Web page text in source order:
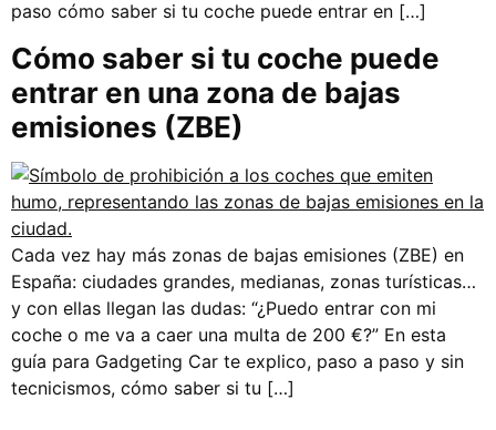
paso cómo saber si tu coche puede entrar en […]
Cómo saber si tu coche puede
entrar en una zona de bajas
emisiones (ZBE)
Cada vez hay más zonas de bajas emisiones (ZBE) en
España: ciudades grandes, medianas, zonas turísticas…
y con ellas llegan las dudas: “¿Puedo entrar con mi
coche o me va a caer una multa de 200 €?” En esta
guía para Gadgeting Car te explico, paso a paso y sin
tecnicismos, cómo saber si tu […]